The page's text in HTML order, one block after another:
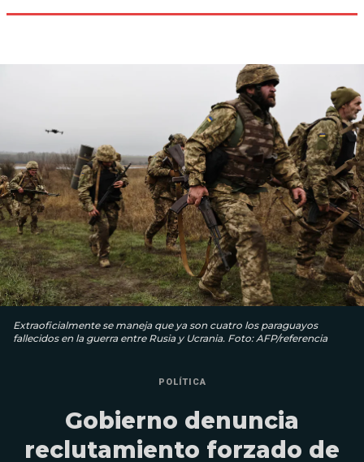
Extraoficialmente se maneja que ya son cuatro los paraguayos
fallecidos en la guerra entre Rusia y Ucrania. Foto: AFP/referencia
POLÍTICA
Gobierno denuncia
reclutamiento forzado de